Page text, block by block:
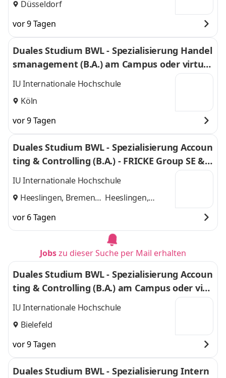
Düsseldorf
vor 9 Tagen
Duales Studium BWL - Spezialisierung Handel
smanagement (B.A.) am Campus oder virtuel
l
IU Internationale Hochschule
Köln
vor 9 Tagen
Duales Studium BWL - Spezialisierung Accoun
ting & Controlling (B.A.) - FRICKE Group SE & C
o. KG
IU Internationale Hochschule
Heeslingen, Bremen
Heeslingen,
vor 6 Tagen
Jobszu dieser Suche per Mail erhalten
Duales Studium BWL - Spezialisierung Accoun
ting & Controlling (B.A.) am Campus oder virt
uell
IU Internationale Hochschule
Bielefeld
vor 9 Tagen
Duales Studium BWL - Spezialisierung Intern